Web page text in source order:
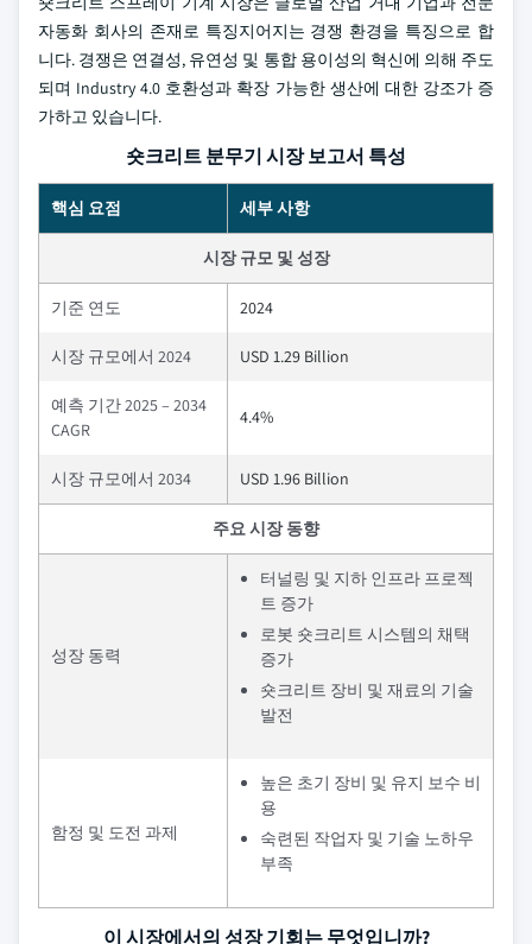
자동화 회사의 존재로 특징지어지는 경쟁 환경을 특징으로 합
니다. 경쟁은 연결성, 유연성 및 통합 용이성의 혁신에 의해 주도
되며 Industry 4.0 호환성과 확장 가능한 생산에 대한 강조가 증
가하고 있습니다.
숏크리트 분무기 시장 보고서 특성
핵심 요점 세부 사항
시장 규모 및 성장
기준 연도 2024
시장 규모에서 2024 USD 1.29 Billion
예측 기간 2025 – 2034
CAGR
4.4%
시장 규모에서 2034 USD 1.96 Billion
주요 시장 동향
성장 동력
터널링 및 지하 인프라 프로젝
트 증가
로봇 숏크리트 시스템의 채택
증가
숏크리트 장비 및 재료의 기술
발전
함정 및 도전 과제
높은 초기 장비 및 유지 보수 비
용
숙련된 작업자 및 기술 노하우
부족
이 시장에서의 성장 기회는 무엇입니까?